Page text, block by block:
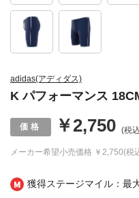
獲得ステージマイル：最
adidas(アディダス)
K パフォーマンス
メーカー希望小売価格 ￥2,750(税
￥2,750 (税